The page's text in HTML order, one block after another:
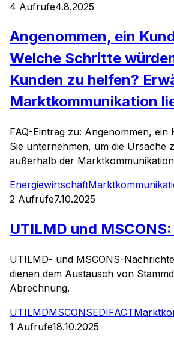
4 Aufrufe4.8.2025
Angenommen, ein
Welche Schritte
Kunden zu helfen?
Marktkommunikation
FAQ-Eintrag zu: Angenommen,
Sie unternehmen, um die Ursache
außerhalb der
Energiewirtschaft
2 Aufrufe7.10.2025
UTILMD und
UTILMD- und MSCONS-
dienen dem Austausch von
Abrechnung.
UTILMDMSCONSEDIFACT
1 Aufrufe18.10.2025